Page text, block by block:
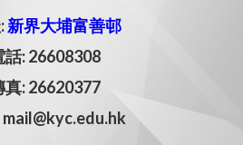
新界大埔富善邨
話: 26608308
真: 26620377
mail@kyc.edu.hk